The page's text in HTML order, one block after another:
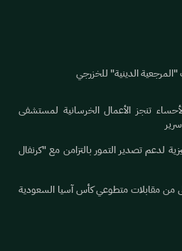
"المرجعية الدينية" للخزرجي
تنجز الأعمال الخرسانية لمستشفى
لدعم تصدير التمور بالتزامن مع "كرنفال
من مقابلات متطوعي كأس آسيا السعودية